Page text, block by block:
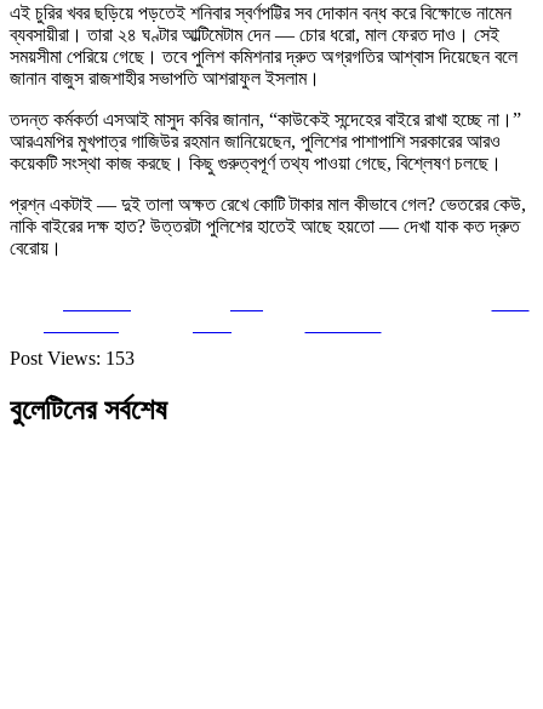
এই চুরির খবর ছড়িয়ে পড়তেই শনিবার স্বর্ণপট্টির সব দোকান বন্ধ করে বিক্ষোভে নামেন
ব্যবসায়ীরা। তারা ২৪ ঘণ্টার আল্টিমেটাম দেন — চোর ধরো, মাল ফেরত দাও। সেই
সময়সীমা পেরিয়ে গেছে। তবে পুলিশ কমিশনার দ্রুত অগ্রগতির আশ্বাস দিয়েছেন বলে
জানান বাজুস রাজশাহীর সভাপতি আশরাফুল ইসলাম।
তদন্ত কর্মকর্তা এসআই মাসুদ কবির জানান, “কাউকেই সন্দেহের বাইরে রাখা হচ্ছে না।”
আরএমপির মুখপাত্র গাজিউর রহমান জানিয়েছেন, পুলিশের পাশাপাশি সরকারের আরও
কয়েকটি সংস্থা কাজ করছে। কিছু গুরুত্বপূর্ণ তথ্য পাওয়া গেছে, বিশ্লেষণ চলছে।
প্রশ্ন একটাই — দুই তালা অক্ষত রেখে কোটি টাকার মাল কীভাবে গেল? ভেতরের কেউ,
নাকি বাইরের দক্ষ হাত? উত্তরটা পুলিশের হাতেই আছে হয়তো — দেখা যাক কত দ্রুত
বেরোয়।
Post Views: 153
বুলেটিনের সর্বশেষ